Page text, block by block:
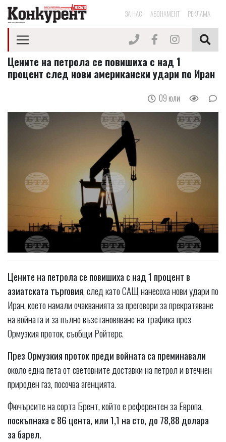
ЗА НАС АБОНАМЕНТ РЕКЛАМА
Цените на петрола се повишиха с над 1
процент след нови американски удари по Иран
09 юли
Цените на петрола се повишиха с над 1 процент в
азиатската търговия, след като САЩ нанесоха нови удари по
Иран, което намали очакванията за преговори за прекратяване
на войната и за пълно възстановяване на трафика през
Ормузкия проток, съобщи Ройтерс.
През Ормузкия проток преди войната са преминавали
около една пета от световните доставки на петрол и втечнен
природен газ, посочва агенцията.
Фючърсите на сорта Брент, който е референтен за Европа,
поскъпнаха с 86 цента, или 1,1 на сто, до 78,88 долара
за барел.